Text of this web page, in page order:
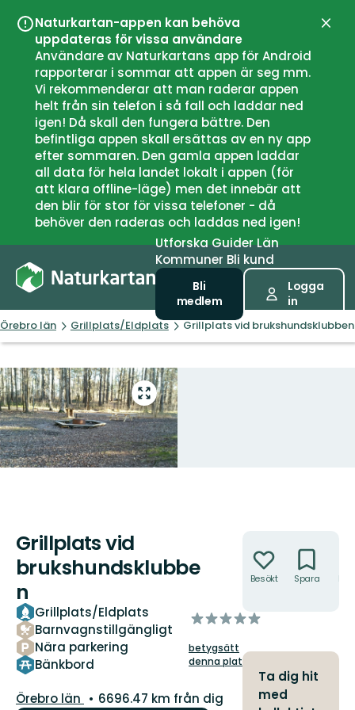
Naturkartan-appen kan behöva
uppdateras för vissa användare
Användare av Naturkartans app för Android
rapporterar i sommar att appen är seg mm.
Vi rekommenderar att man raderar appen
helt från sin telefon i så fall och laddar ned
igen! Då skall den fungera bättre. Den
befintliga appen skall ersättas av en ny app
efter sommaren. Den gamla appen laddar
all data för hela landet lokalt i appen (för
att klara offline-läge) men det innebär att
den blir för stor för vissa telefoner - då
behöver den raderas och laddas ned igen!
UtforskaGuiderLän
Kommuner Bli kund
Bli
medlem
Logga
in
Örebro län Grillplats/Eldplats Grillplats vid brukshundsklubben
Gå
till
helskärmsläge
Grillplats vid
brukshundsklubbe
n
Grillplats/Eldplats
Barnvagnstillgängligt
Nära parkering
Bänkbord
av
stjärnor
betygsätt
denna plats!
Län:
Örebro län
6696.47 km från dig
Besökt Spara
Ta dig hit
med